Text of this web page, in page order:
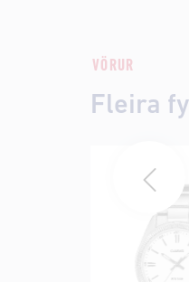
VÖRUR
Fleira